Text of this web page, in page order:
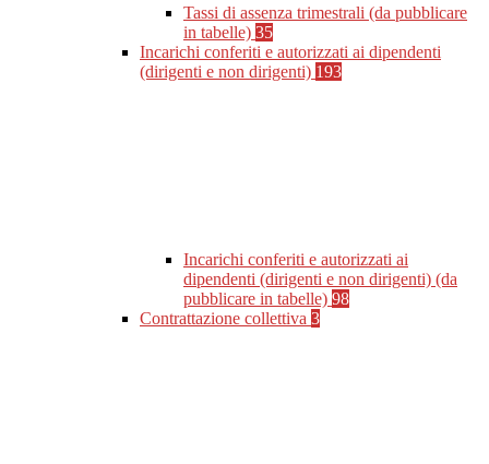
Tassi di assenza trimestrali (da pubblicare
in tabelle) 35
Incarichi conferiti e autorizzati ai dipendenti
(dirigenti e non dirigenti) 193
Incarichi conferiti e autorizzati ai
dipendenti (dirigenti e non dirigenti) (da
pubblicare in tabelle) 98
Contrattazione collettiva 3